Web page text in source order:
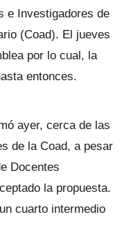
e Investigadores de
(Coad). El jueves
por lo cual, la
entonces.
ayer, cerca de las
de la Coad, a pesar
Docentes
la propuesta.
cuarto intermedio